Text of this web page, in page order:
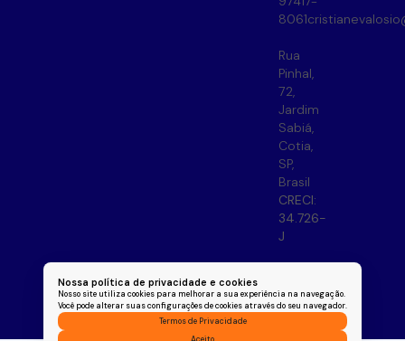
Nossa política de privacidade e cookies
Nosso site utiliza cookies para melhorar a sua experiência na navegação.
Você pode alterar suas configurações de cookies através do seu navegador.
Termos de Privacidade
8061
Rua
Pinhal,
72,
Jardim
Sabiá,
Cotia,
SP,
Brasil
CRECI:
34.726-
J